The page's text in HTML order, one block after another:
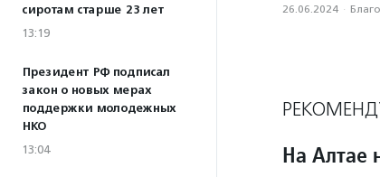
сиротам старше 23 лет
13:19
Президент РФ подписал
закон о новых мерах
поддержки молодежных
НКО
13:04
26.06.2024 ·
На Алтае